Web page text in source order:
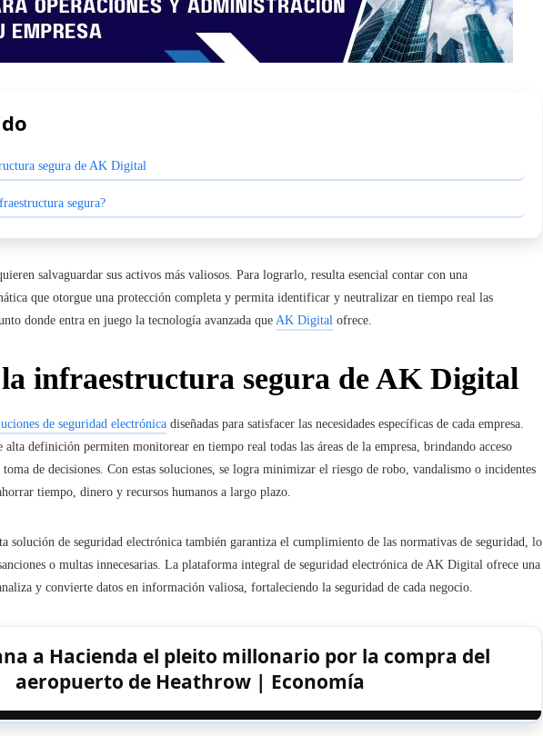
segura de AK Digital
segura?
salvaguardar sus activos más valiosos. Para lograrlo, resulta esencial contar con una
que otorgue una protección completa y permita identificar y neutralizar en tiempo real las
donde entra en juego la tecnología avanzada que AK Digital ofrece.
la infraestructura segura de AK Digital
de seguridad electrónica diseñadas para satisfacer las necesidades específicas de cada empresa.
alta definición permiten monitorear en tiempo real todas las áreas de la empresa, brindando acceso
de decisiones. Con estas soluciones, se logra minimizar el riesgo de robo, vandalismo o incidentes
tiempo, dinero y recursos humanos a largo plazo.
solución de seguridad electrónica también garantiza el cumplimiento de las normativas de seguridad, lo
o multas innecesarias. La plataforma integral de seguridad electrónica de AK Digital ofrece una
y convierte datos en información valiosa, fortaleciendo la seguridad de cada negocio.
a Hacienda el pleito millonario por la compra del
aeropuerto de Heathrow | Economía